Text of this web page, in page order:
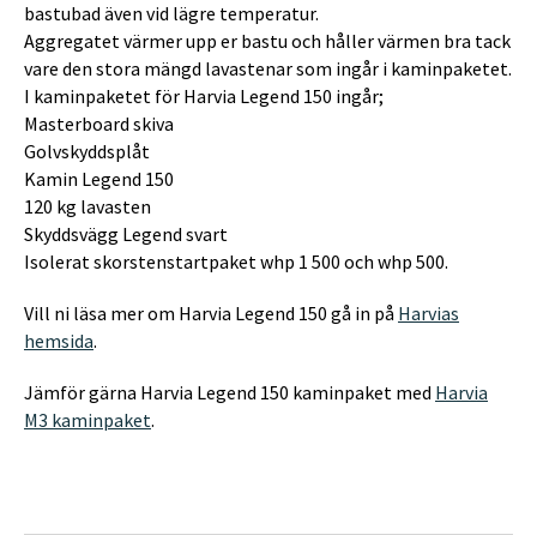
bastubad även vid lägre temperatur.
Aggregatet värmer upp er bastu och håller värmen bra tack
vare den stora mängd lavastenar som ingår i kaminpaketet.
I kaminpaketet för Harvia Legend 150 ingår;
Masterboard skiva
Golvskyddsplåt
Kamin Legend 150
120 kg lavasten
Skyddsvägg Legend svart
Isolerat skorstenstartpaket whp 1 500 och whp 500.
Vill ni läsa mer om Harvia Legend 150 gå in på Harvias
hemsida.
Jämför gärna Harvia Legend 150 kaminpaket med Harvia
M3 kaminpaket.